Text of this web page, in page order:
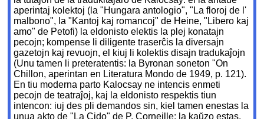
aperintaj kolektoj (la "Hungara antologio", "La floroj de l'
malbono", la "Kantoj kaj romancoj" de Heine, "Libero kaj
amo" de Petofi) la eldonisto elektis la plej konatajn
pecojn; kompense li diligente traserĉis la diversajn
gazetojn kaj revuojn, el kiuj li kolektis disajn tradukaĵojn
(Unu tamen li preteratentis: la Byronan soneton "On
Chillon, aperintan en Literatura Mondo de 1949, p. 121).
En tiu moderna parto Kalocsay ne intencis enmeti
pecojn de teatraĵoj, kaj la eldonisto respektis tiun
intencon: iuj des pli demandos sin, kiel tamen enestas la
unua akto de "La Cido" de P. Corneille: la kaŭzo estas,